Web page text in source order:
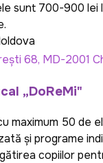
sunt 700-900 lei
68, MD-2001
„DoReMi"
maximum 50 de
și programe
copiilor